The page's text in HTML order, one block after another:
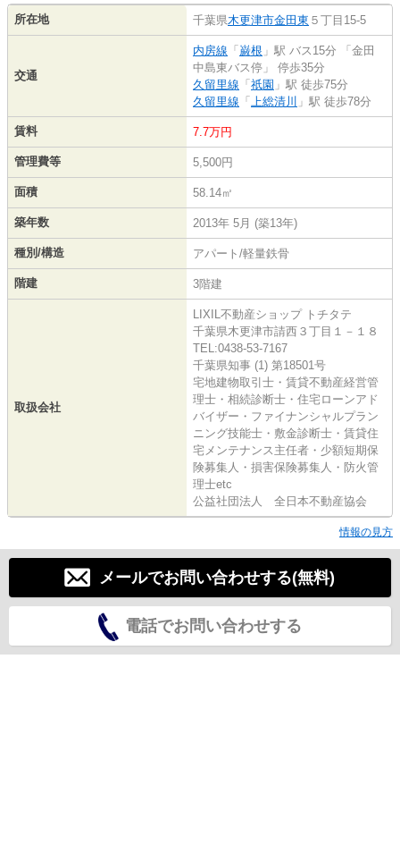
所在地 千葉県木更津市金田東 ５丁目15-5
交通
内房線 「 巌根 」駅 バス15分 「金田
中島東バス停」 停歩35分
久留里線 「 祇園 」駅 徒歩75分
久留里線 「 上総清川 」駅 徒歩78分
賃料 7.7万円
管理費等 5,500円
面積 58.14㎡
築年数 2013年 5月 (築13年)
種別/構造 アパート/軽量鉄骨
階建 3階建
取扱会社
LIXIL不動産ショップ トチタテ
千葉県木更津市請西３丁目１－１８
TEL:0438-53-7167
千葉県知事 (1) 第18501号
宅地建物取引士・賃貸不動産経営管
理士・相続診断士・住宅ローンアド
バイザー・ファイナンシャルプラン
ニング技能士・敷金診断士・賃貸住
宅メンテナンス主任者・少額短期保
険募集人・損害保険募集人・防火管
理士etc
公益社団法人 全日本不動産協会
情報の見方
メールでお問い合わせする(無料)
電話でお問い合わせする